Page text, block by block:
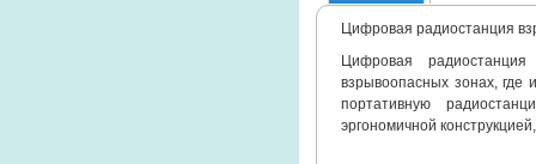
Цифровая радиостанция
Цифровая
взрывоопасных зонах, где
портативную
эргономичной